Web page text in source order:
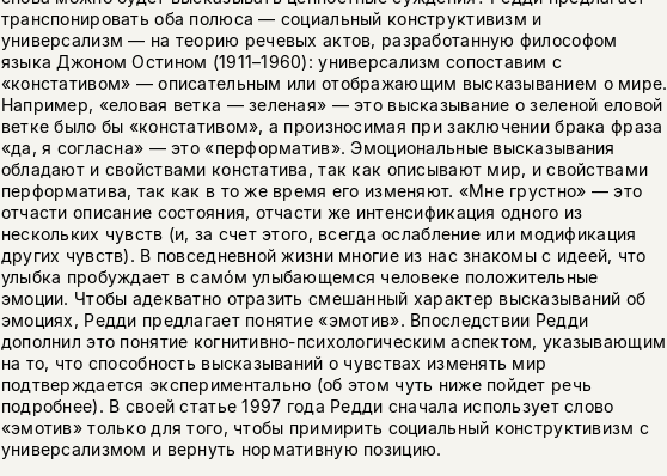
транспонировать оба полюса — социальный конструктивизм и
универсализм — на теорию речевых актов, разработанную философом
языка Джоном Остином (1911–1960): универсализм сопоставим с
«констативом» — описательным или отображающим высказыванием о мире.
Например, «еловая ветка — зеленая» — это высказывание о зеленой еловой
ветке было бы «констативом», а произносимая при заключении брака фраза
«да, я согласна» — это «перформатив». Эмоциональные высказывания
обладают и свойствами констатива, так как описывают мир, и свойствами
перформатива, так как в то же время его изменяют. «Мне грустно» — это
отчасти описание состояния, отчасти же интенсификация одного из
нескольких чувств (и, за счет этого, всегда ослабление или модификация
других чувств). В повседневной жизни многие из нас знакомы с идеей, что
улыбка пробуждает в самóм улыбающемся человеке положительные
эмоции. Чтобы адекватно отразить смешанный характер высказываний об
эмоциях, Редди предлагает понятие «эмотив». Впоследствии Редди
дополнил это понятие когнитивно-психологическим аспектом, указывающим
на то, что способность высказываний о чувствах изменять мир
подтверждается экспериментально (об этом чуть ниже пойдет речь
подробнее). В своей статье 1997 года Редди сначала использует слово
«эмотив» только для того, чтобы примирить социальный конструктивизм с
универсализмом и вернуть нормативную позицию.